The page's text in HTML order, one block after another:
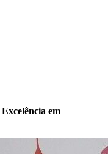
Excelência em